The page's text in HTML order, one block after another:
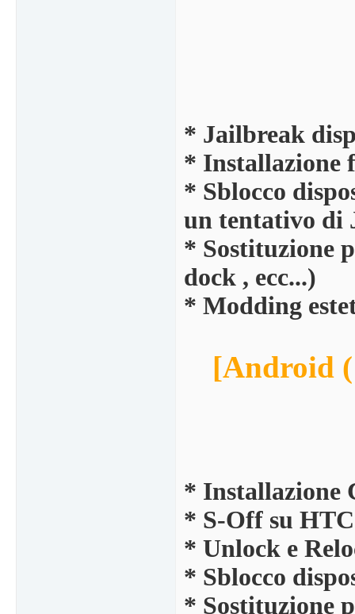
* Jailbreak
* Installazione
* Sblocco
un tentativo di
* Sostituzione
dock , ecc...)
* Modding
[Android
* Installazione
* S-Off su
* Unlock e
* Sblocco
* Sostituzione